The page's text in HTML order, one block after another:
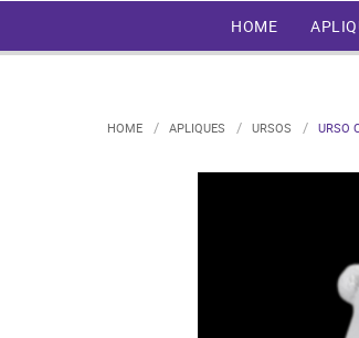
HOME
HOME APLIQUES URSOS URSO